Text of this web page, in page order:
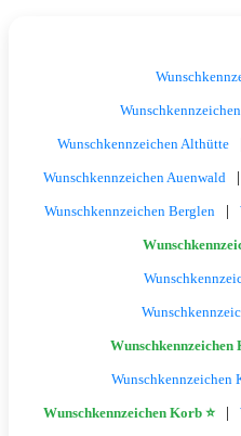
Wunschkennzeichen Althütte
Wunschkennzeichen Auenwald |
Wunschkennzeichen Berglen |
Wunschkennzeichen
Wunschkennzeichen
Wunschkennzeichen Korb ⭐ |